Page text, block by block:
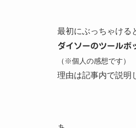
最初にぶっちゃける
ダイソーのツールボ
（※個人の感想です）
理由は記事内で説明